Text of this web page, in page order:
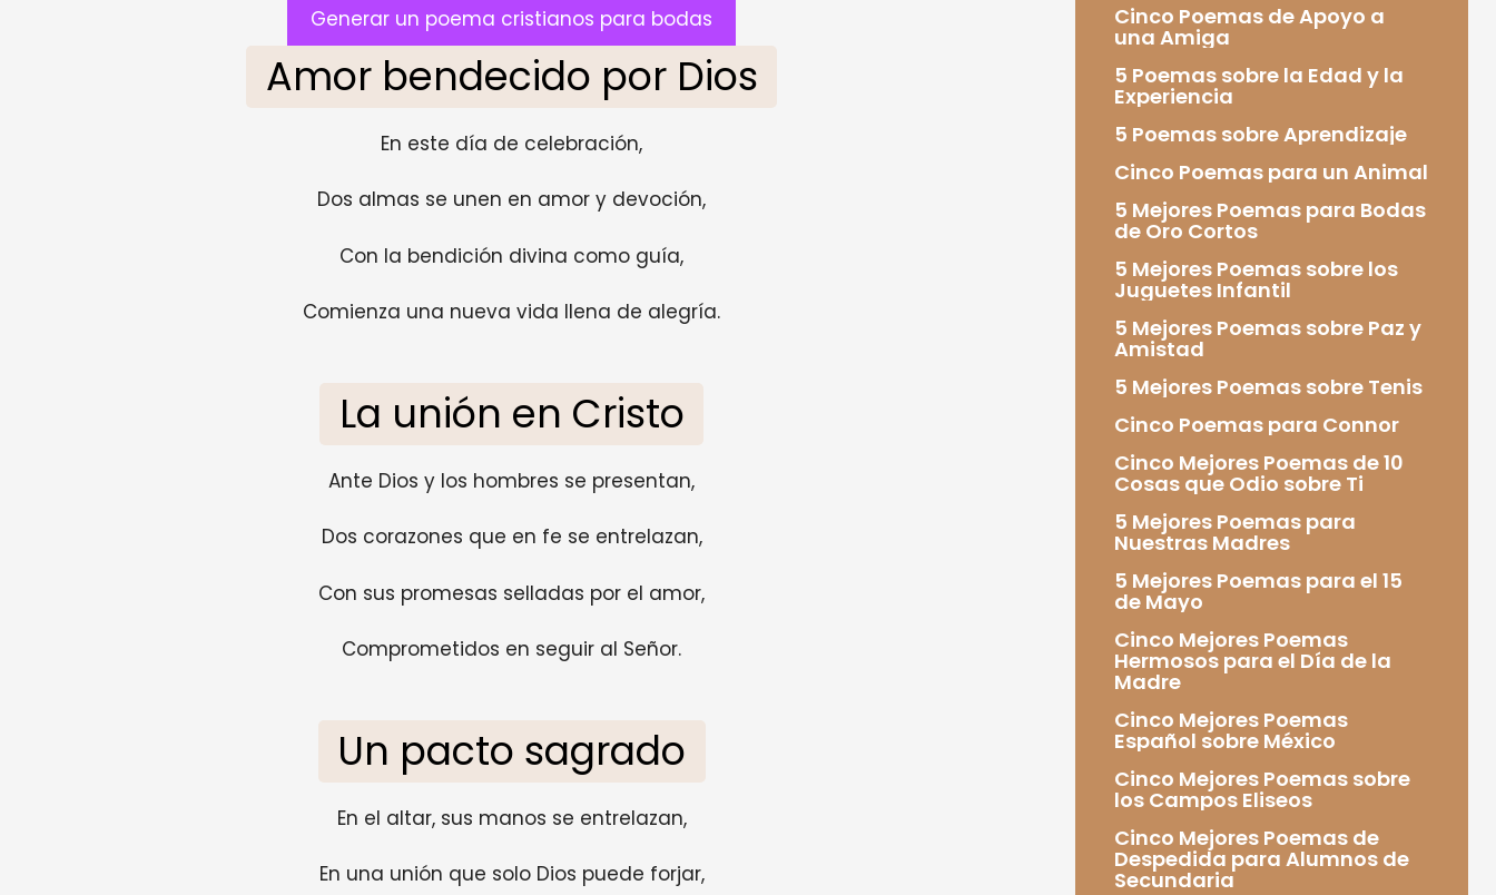
Generar un poema cristianos para bodas
Amor bendecido por Dios
En este día de celebración,
Dos almas se unen en amor y devoción,
Con la bendición divina como guía,
Comienza una nueva vida llena de alegría.
La unión en Cristo
Ante Dios y los hombres se presentan,
Dos corazones que en fe se entrelazan,
Con sus promesas selladas por el amor,
Comprometidos en seguir al Señor.
Un pacto sagrado
En el altar, sus manos se entrelazan,
En una unión que solo Dios puede forjar,
Cinco Poemas de Apoyo a
una Amiga
5 Poemas sobre la Edad y la
Experiencia
5 Poemas sobre Aprendizaje
Cinco Poemas para un Animal
5 Mejores Poemas para Bodas
de Oro Cortos
5 Mejores Poemas sobre los
Juguetes Infantil
5 Mejores Poemas sobre Paz y
Amistad
5 Mejores Poemas sobre Tenis
Cinco Poemas para Connor
Cinco Mejores Poemas de 10
Cosas que Odio sobre Ti
5 Mejores Poemas para
Nuestras Madres
5 Mejores Poemas para el 15
de Mayo
Cinco Mejores Poemas
Hermosos para el Día de la
Madre
Cinco Mejores Poemas
Español sobre México
Cinco Mejores Poemas sobre
los Campos Eliseos
Cinco Mejores Poemas de
Despedida para Alumnos de
Secundaria